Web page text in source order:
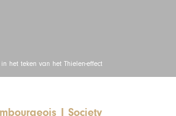
het teken van het Thielen-effect
Society